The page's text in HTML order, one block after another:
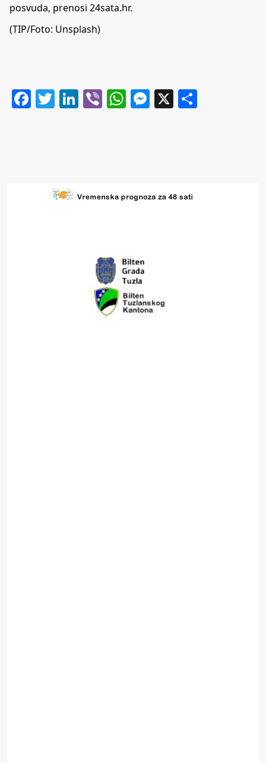
posvuda, prenosi 24sata.hr.
(TIP/Foto: Unsplash)
Facebook
Twitter
LinkedIn
ViberWhatsApp
Messenger
X